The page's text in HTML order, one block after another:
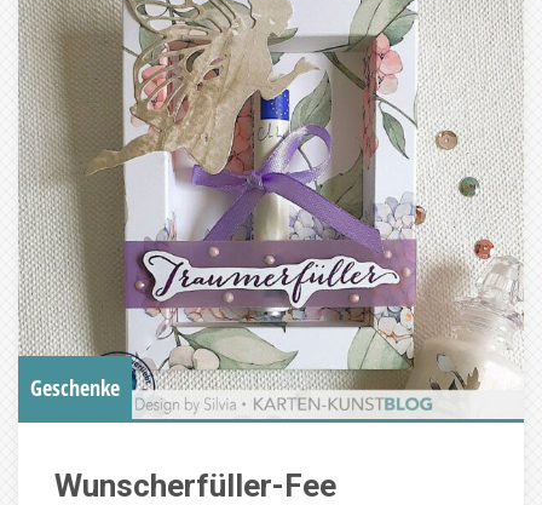
Geschenke
Wunscherfüller-Fee